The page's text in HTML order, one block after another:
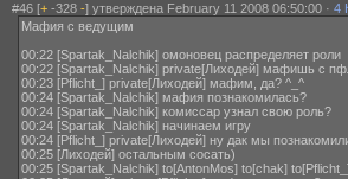
#46 [+ -328 -] утверждена February 11 2008 06:50:00 · 4
Мафия с ведущим
00:22 [Spartak_Nalchik] омоновец распределяет роли
00:22 [Spartak_Nalchik] private[Лиходей] мафишь с
00:23 [Pflicht_] private[Лиходей] мафим, да? ^_^
00:24 [Spartak_Nalchik] мафия познакомилась?
00:24 [Spartak_Nalchik] комиссар узнал свою роль?
00:24 [Spartak_Nalchik] начинаем игру
00:24 [Pflicht_] private[Лиходей] ну дак мы
00:25 [Лиходей] остальным сосать)
00:25 [Spartak_Nalchik] to[AntonMos] to[chak]